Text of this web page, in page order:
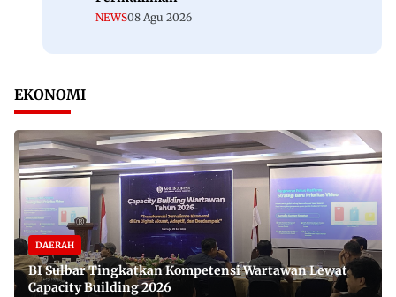
NEWS08 Agu 2026
EKONOMI
DAERAH
BI Sulbar Tingkatkan Kompetensi Wartawan Lewat
Capacity Building 2026